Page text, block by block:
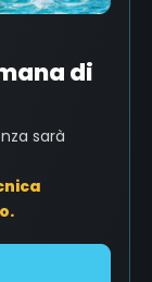
di
sarà